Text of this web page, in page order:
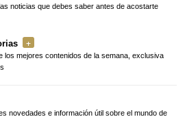
noticias que debes saber antes de acostarte
los mejores contenidos de la semana, exclusiva
novedades e información útil sobre el mundo de